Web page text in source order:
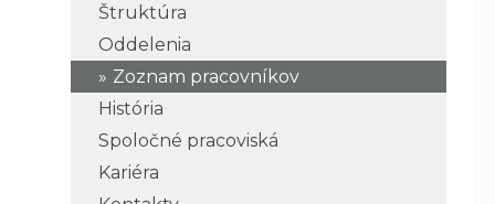
Štruktúra
Oddelenia
Zoznam pracovníkov
História
Spoločné pracoviská
Kariéra